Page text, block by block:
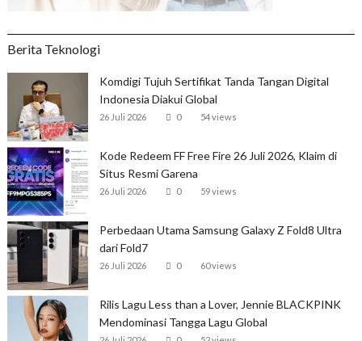
Berita Teknologi
Komdigi Tujuh Sertifikat Tanda Tangan Digital
Indonesia Diakui Global
26 Juli 2026 0 54 views
Kode Redeem FF Free Fire 26 Juli 2026, Klaim di
Situs Resmi Garena
26 Juli 2026 0 59 views
Perbedaan Utama Samsung Galaxy Z Fold8 Ultra
dari Fold7
26 Juli 2026 0 60 views
Rilis Lagu Less than a Lover, Jennie BLACKPINK
Mendominasi Tangga Lagu Global